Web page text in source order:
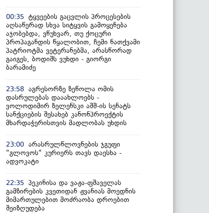
00:35 ტყვეების გაცვლის პროცესების
აღსაწერად სხვა სიტყვის გამოყენება
აჯობებდა, ვწუხვარ, თუ ქოცური
პროპაგანდის წყალობით, ჩემი ნათქვამი
პატრიოტმა ვეტერანებმა, არასწორად
გაიგეს, ბოდიშს ვუხდი - გიორგი
ბარამიძე
23:58 აგრესორზე ზეწოლა ომის
დასრულებას დააახლოებს -
ვოლოდიმირ ზელენსკი აშშ-ის სენატს
სანქციების შესახებ კანონპროექტის
მხარდაჭერისთვის მადლობას უხდის
23:00 არასრულწლოვნების ჯგუფი
"გლოვოს" კურიერს თავს დაესხა -
ადვოკატი
22:35 პეკინისა და ვაჟა-ფშაველას
გამზირების კვეთიდან ჟვანიას მოედნის
მიმართულებით მოძრაობა დროებით
შეიზღუდება